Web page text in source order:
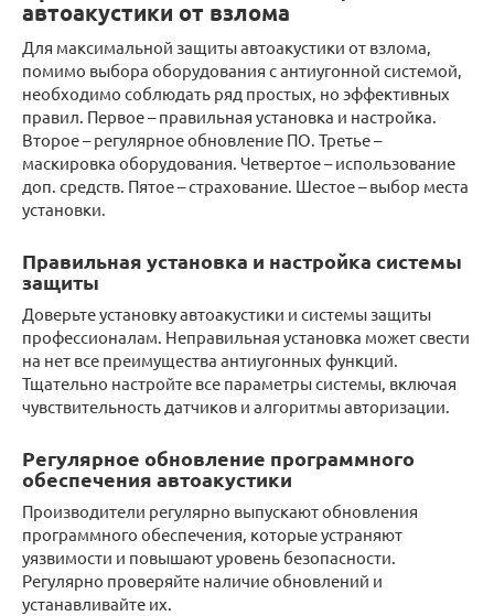
автоакустики от взлома
Для максимальной защиты автоакустики от взлома,
помимо выбора оборудования с антиугонной системой,
необходимо соблюдать ряд простых, но эффективных
правил. Первое – правильная установка и настройка.
Второе – регулярное обновление ПО. Третье –
маскировка оборудования. Четвертое – использование
доп. средств. Пятое – страхование. Шестое – выбор места
установки.
Правильная установка и настройка системы
защиты
Доверьте установку автоакустики и системы защиты
профессионалам. Неправильная установка может свести
на нет все преимущества антиугонных функций.
Тщательно настройте все параметры системы, включая
чувствительность датчиков и алгоритмы авторизации.
Регулярное обновление программного
обеспечения автоакустики
Производители регулярно выпускают обновления
программного обеспечения, которые устраняют
уязвимости и повышают уровень безопасности.
Регулярно проверяйте наличие обновлений и
устанавливайте их.